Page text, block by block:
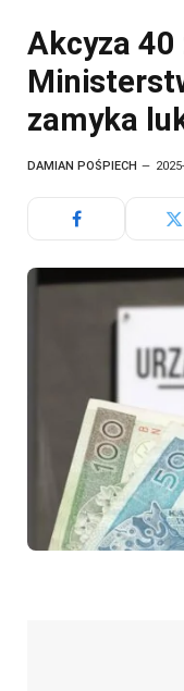
Akcyza 40
zamyka
DAMIAN POŚPIECH